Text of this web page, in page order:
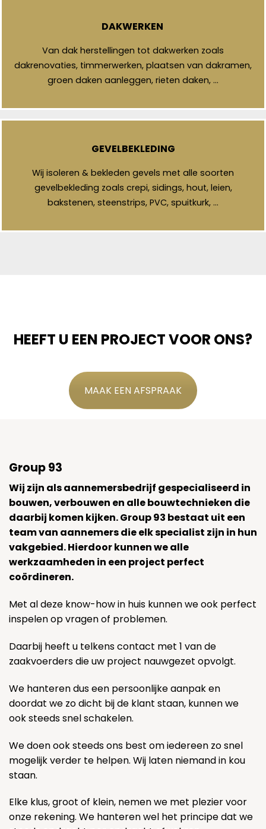
DAKWERKEN
Van dak herstellingen tot dakwerken zoals
dakrenovaties, timmerwerken, plaatsen van dakramen,
groen daken aanleggen, rieten daken, …
GEVELBEKLEDING
Wij isoleren & bekleden gevels met alle soorten
gevelbekleding zoals crepi, sidings, hout, leien,
bakstenen, steenstrips, PVC, spuitkurk, …
HEEFT U EEN PROJECT VOOR ONS?
MAAK EEN AFSPRAAK
Group 93
Wij zijn als aannemersbedrijf gespecialiseerd in
bouwen, verbouwen en alle bouwtechnieken die
daarbij komen kijken. Group 93 bestaat uit een
team van aannemers die elk specialist zijn in hun
vakgebied. Hierdoor kunnen we alle
werkzaamheden in een project perfect
coördineren.
Met al deze know-how in huis kunnen we ook perfect
inspelen op vragen of problemen.
Daarbij heeft u telkens contact met 1 van de
zaakvoerders die uw project nauwgezet opvolgt.
We hanteren dus een persoonlijke aanpak en
doordat we zo dicht bij de klant staan, kunnen we
ook steeds snel schakelen.
We doen ook steeds ons best om iedereen zo snel
mogelijk verder te helpen. Wij laten niemand in kou
staan.
Elke klus, groot of klein, nemen we met plezier voor
onze rekening. We hanteren wel het principe dat we